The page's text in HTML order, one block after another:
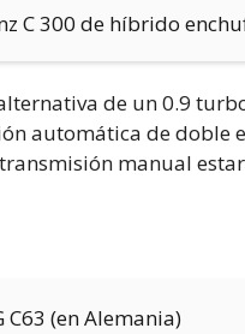
C 300 de híbrido
de un 0.9
automática de doble
manual
C63 (en Alemania)